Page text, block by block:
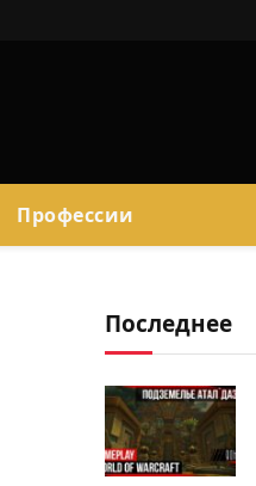
Профессии
Последнее